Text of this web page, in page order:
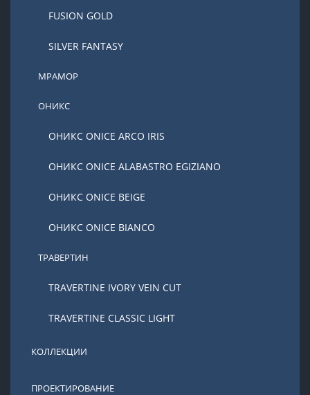
FUSION GOLD
SILVER FANTASY
МРАМОР
ОНИКС
ОНИКС ONICE ARCO IRIS
ОНИКС ONICE ALABASTRO EGIZIANO
ОНИКС ONICE BEIGE
ОНИКС ONICE BIANCO
ТРАВЕРТИН
TRAVERTINE IVORY VEIN CUT
TRAVERTINE CLASSIC LIGHT
КОЛЛЕКЦИИ
ПРОЕКТИРОВАНИЕ